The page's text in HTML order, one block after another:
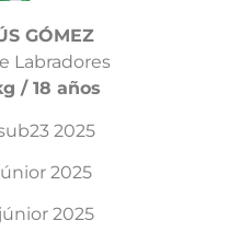
GÓMEZ
Labradores
/ 18 años
2025
2025
2025